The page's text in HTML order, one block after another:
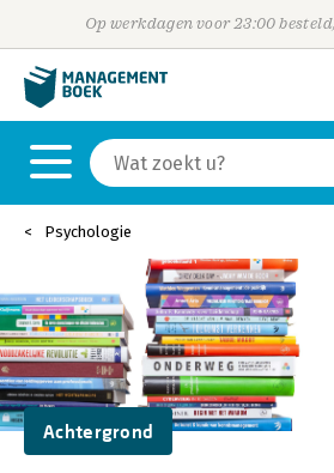
Op werkdagen voor 23:00
Psychologie
Achtergrond